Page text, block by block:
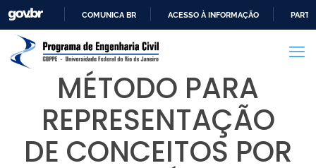
PARA
CONTEÚDO
COMUNICA BR ACESSO À INFORMAÇÃO
MÉTODO PARA
REPRESENTAÇÃO
DE CONCEITOS POR